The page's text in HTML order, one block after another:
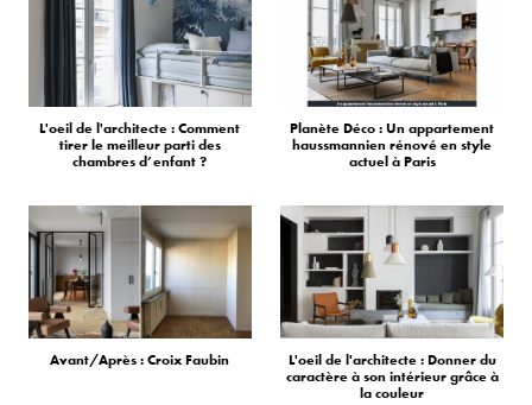
L'oeil de l'architecte : Comment
tirer le meilleur parti des
chambres d’enfant ?
Planète Déco : Un appartement
haussmannien rénové en style
actuel à Paris
Avant/Après : Croix Faubin
L'oeil de l'architecte : Donner du
caractère à son intérieur grâce à
la couleur